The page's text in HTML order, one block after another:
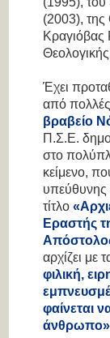
(2003), της
Κραγιόβας
Έχει
από πολλές
βραβείο
Π.Σ.Ε.
στο
κείμενο,
υπεύθυνης
τίτλο
Εραστής
αρχίζει με
φιλική,
φαίνεται